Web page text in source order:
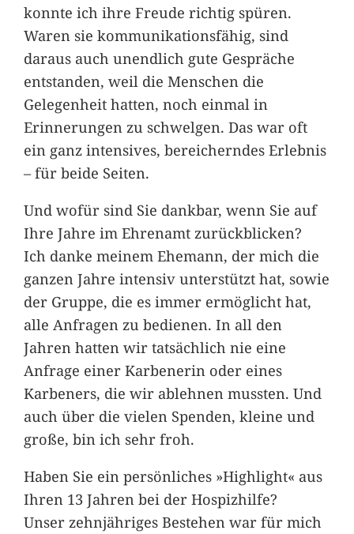
konnte ich ihre Freude richtig spüren.
Waren sie kommunikationsfähig, sind
daraus auch unendlich gute Gespräche
entstanden, weil die Menschen die
Gelegenheit hatten, noch einmal in
Erinnerungen zu schwelgen. Das war oft
ein ganz intensives, bereicherndes Erlebnis
– für beide Seiten.
Und wofür sind Sie dankbar, wenn Sie auf
Ihre Jahre im Ehrenamt zurückblicken?
Ich danke meinem Ehemann, der mich die
ganzen Jahre intensiv unterstützt hat, sowie
der Gruppe, die es immer ermöglicht hat,
alle Anfragen zu bedienen. In all den
Jahren hatten wir tatsächlich nie eine
Anfrage einer Karbenerin oder eines
Karbeners, die wir ablehnen mussten. Und
auch über die vielen Spenden, kleine und
große, bin ich sehr froh.
Haben Sie ein persönliches »Highlight« aus
Ihren 13 Jahren bei der Hospizhilfe?
Unser zehnjähriges Bestehen war für mich